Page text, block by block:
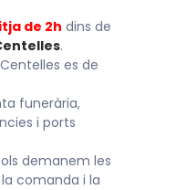
de 2h dins de
.
es de
funerària,
i ports
demanem les
comanda i la